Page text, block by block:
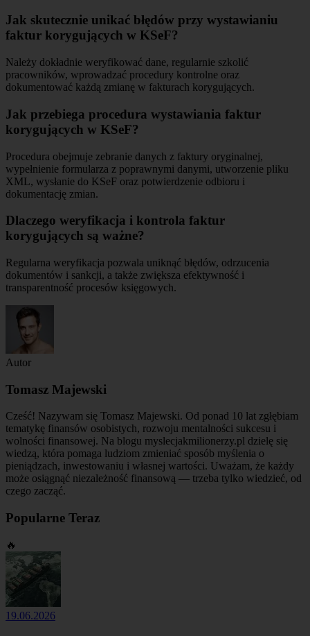
Jak skutecznie unikać błędów przy wystawianiu
faktur korygujących w KSeF?
Należy dokładnie weryfikować dane, regularnie szkolić
pracowników, wprowadzać procedury kontrolne oraz
dokumentować każdą zmianę w fakturach korygujących.
Jak przebiega procedura wystawiania faktur
korygujących w KSeF?
Procedura obejmuje zebranie danych z faktury oryginalnej,
wypełnienie formularza z poprawnymi danymi, utworzenie pliku
XML, wysłanie do KSeF oraz potwierdzenie odbioru i
dokumentację zmian.
Dlaczego weryfikacja i kontrola faktur
korygujących są ważne?
Regularna weryfikacja pozwala uniknąć błędów, odrzucenia
dokumentów i sankcji, a także zwiększa efektywność i
transparentność procesów księgowych.
Autor
Tomasz Majewski
Cześć! Nazywam się Tomasz Majewski. Od ponad 10 lat zgłębiam
tematykę finansów osobistych, rozwoju mentalności sukcesu i
wolności finansowej. Na blogu myslecjakmilionerzy.pl dzielę się
wiedzą, która pomaga ludziom zmieniać sposób myślenia o
pieniądzach, inwestowaniu i własnej wartości. Uważam, że każdy
może osiągnąć niezależność finansową — trzeba tylko wiedzieć, od
czego zacząć.
Popularne Teraz
🔥
19.06.2026